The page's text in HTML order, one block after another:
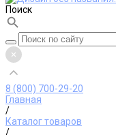
Поиск
8 (800) 700-29-20
Главная
/
Каталог товаров
/